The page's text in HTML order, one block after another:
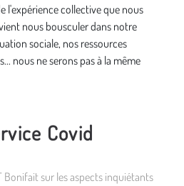
l'expérience collective que nous
nous bousculer dans notre
sociale, nos ressources
nous ne serons pas à la même
Covid
Bonifait sur les aspects inquiétants